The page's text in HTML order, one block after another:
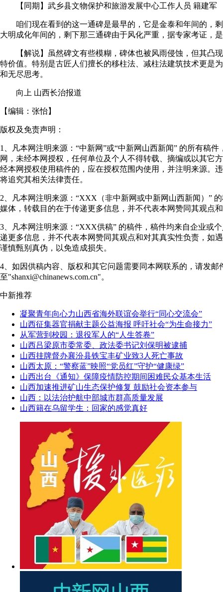
【同期】武乡县文物保护和旅游发展中心工作人员 籍建军
咱们现在看到的这一通碑是最早的，它是金泰和年间的，
大明成化年间的，剩下那三通碑由于风化严重，据专家考证，
【解说】虽然碑文有些模糊，碑体也被风雨侵蚀，但其凸
特价值。特别是古匠人们擅长的移柱法、减柱法建筑技术更是
和无尽思考。
向上 山西长治报道
【编辑： 张怡】
版权及免责声明：
1、凡本网注明来源：“中新网”或“中新网山西新闻” 的所有稿
网，未经本网授权，任何单位及个人不得转载、摘编或以其它
经本网授权使用稿件的，应在授权范围内使用，并注明来源。
将追究其相关法律责任。
2、凡本网注明来源：“XXX（非中新网或中新网山西新闻）”
媒体，转载目的在于传递更多信息，并不代表本网赞同其观点
3、凡本网注明来源：“XXX供稿” 的稿件，稿件均来自企业或
递更多信息，并不代表本网赞同其观点和对其真实性负责，如
谨慎甄别真伪，以免造成损失。
4、如因供稿内容、版权和其它问题需要同本网联系的，请发邮
至"shanxi@chinanews.com.cn"。
中新推荐
凝聚青年向心力山西省海外联谊会举行“同心交流会”
山西征集器官捐献主题公益海报 呼吁社会“为生命接力”
从军营到校园：退役军人的“人生答卷”
山西吕梁原市委常委、政法委书记刘保明被逮捕
山西挂牌督办襄汾县铁宝丰矿业致3人死亡事故
山西太原：“警察蓝”映照“党员红”守护“健康绿”
山西出台《通知》保障疫情防控期间困难民众基本生活
山西加速推进矿山生态保护修复 鼓励社会资本参与
山西：以法治护航中部城市群高质量发展
山西籍在乌留学生：回家的感觉真好